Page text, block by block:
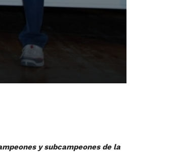
y subcampeones de la